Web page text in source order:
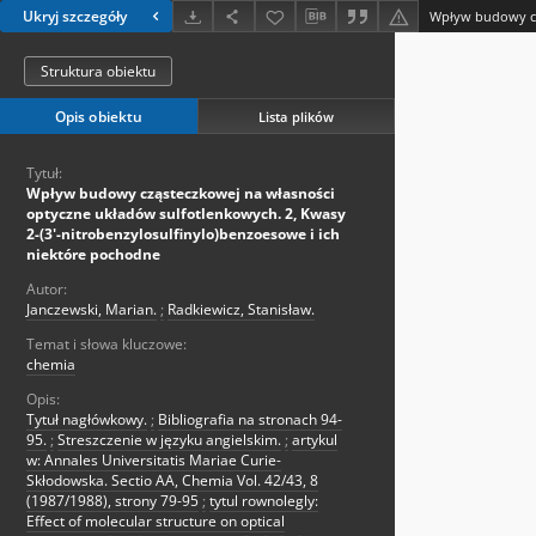
Ukryj szczegóły
Struktura obiektu
Opis obiektu Lista plików
Tytuł:
Wpływ budowy cząsteczkowej na własności
optyczne układów sulfotlenkowych. 2, Kwasy
2-(3'-nitrobenzylosulfinylo)benzoesowe i ich
niektóre pochodne
Autor:
Janczewski, Marian. ; Radkiewicz, Stanisław.
Temat i słowa kluczowe:
chemia
Opis:
Tytuł nagłówkowy. ; Bibliografia na stronach 94-
95. ; Streszczenie w języku angielskim. ; artykul
w: Annales Universitatis Mariae Curie-
Skłodowska. Sectio AA, Chemia Vol. 42/43, 8
(1987/1988), strony 79-95 ; tytul rownolegly:
Effect of molecular structure on optical